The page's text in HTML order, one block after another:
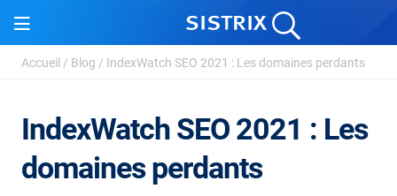
Accueil / Blog / IndexWatch SEO 2021 : Les domaines perdants
IndexWatch SEO 2021 : Les
domaines perdants